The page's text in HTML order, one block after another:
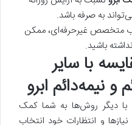
به صرفه باشد.
متخصص غیرحرفه‌ای، ممکن
باشید.
با سایر
نیمه‌دائم ابرو
با دیگر روش‌ها به شما کمک
و انتظارات خود انتخاب